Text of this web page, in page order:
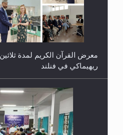
معرض القرآن الكريم لمدة
ريهيماكي في فنلند